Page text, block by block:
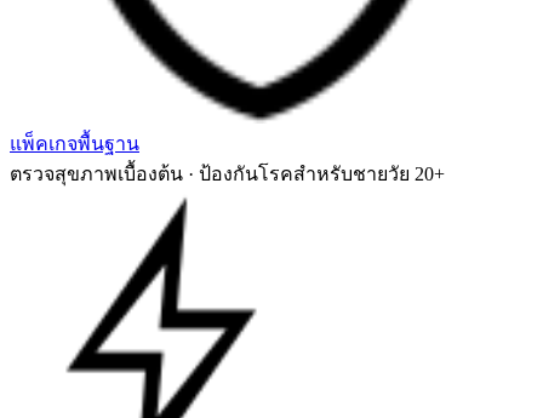
แพ็คเกจพื้นฐาน
ตรวจสุขภาพเบื้องต้น · ป้องกันโรคสำหรับชายวัย 20+